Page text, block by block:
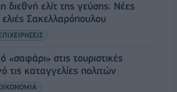
διεθνή ελίτ της γεύσης: Νέες
ελιές Σακελλαρόπουλου
στις τουριστικές
τις καταγγελίες πολιτών